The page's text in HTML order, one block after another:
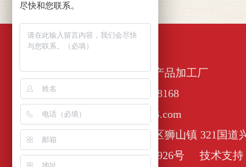
佛山市南海区金诺一农产品加工厂
全国服务热线：400-6338168
E-Mail :nhjinweima@163.com
公司地址：佛山市南海区狮山镇 321国道
备案号：粤ICP备17127926号 技术支持
尽快和您联系。